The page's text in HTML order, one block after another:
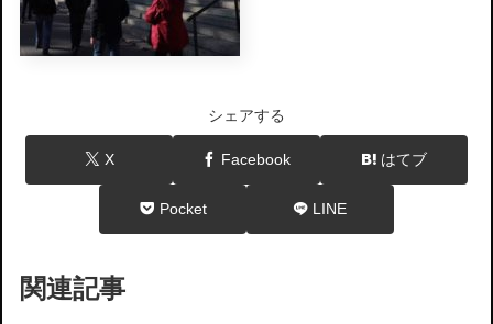
シェアする
X Facebook はてブ
Pocket LINE
関連記事